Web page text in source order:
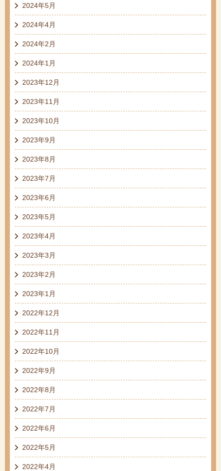
2024年5月
2024年4月
2024年2月
2024年1月
2023年12月
2023年11月
2023年10月
2023年9月
2023年8月
2023年7月
2023年6月
2023年5月
2023年4月
2023年3月
2023年2月
2023年1月
2022年12月
2022年11月
2022年10月
2022年9月
2022年8月
2022年7月
2022年6月
2022年5月
2022年4月